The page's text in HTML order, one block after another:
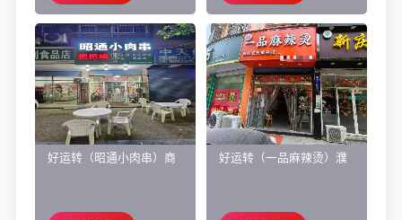
好运转（昭通小肉串）商
外摆、 房租2.2万/年
好运转（一品麻辣烫）濮
小吃店转让